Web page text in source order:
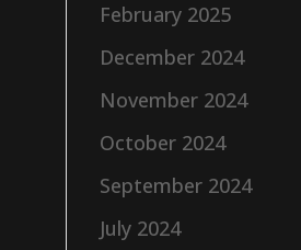
February 2025
December 2024
November 2024
October 2024
September 2024
July 2024